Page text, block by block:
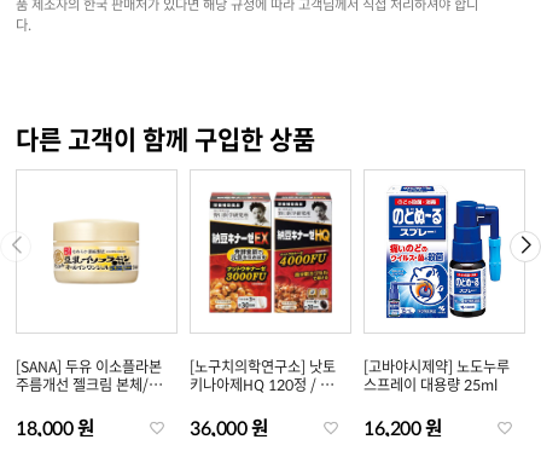
다.
다른 고객이 함께 구입한 상품
[SANA] 두유 이소플라본
주름개선 젤크림 본체/리
18,000 원
[노구치의학연구소] 낫토
키나아제HQ 120정 / EX
36,000 원
[고바야시제약] 노도누루
스프레이 대용량 25ml
16,200 원